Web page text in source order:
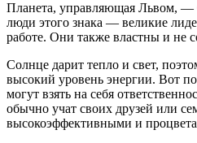
Планета, управляющая Львом, —
люди этого знака — великие
работе. Они также властны и не
Солнце дарит тепло и свет,
высокий уровень энергии. Вот
могут взять на себя
обычно учат своих друзей или
высокоэффективными и